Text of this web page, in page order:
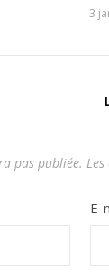
3
pas publiée.
E-